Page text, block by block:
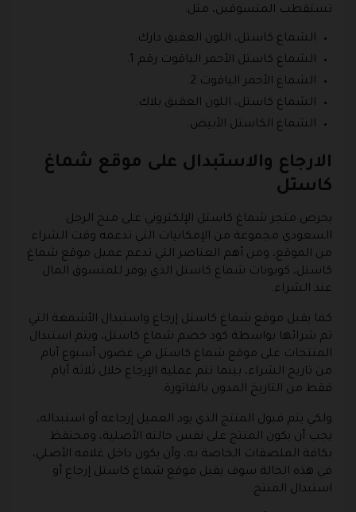
تستقطب المتسوقين، مثل:
الشماغ كاستل، اللون العقيق دارك.
الشماغ كاستل الأحمر الياقوت رقم 1.
الشماغ الأحمر الياقوت 2.
الشماغ كاستل، اللون العقيق بلاك.
الشماغ الكاستل الأبيض.
الارجاع والاستبدال على موقع شماغ
كاستل
يحرص متجر شماغ كاستل الإلكتروني على منح الرجل
السعودي مجموعة من الإمكانيات التي تدعمه وقت الشراء
من الموقع، ومن أهم العناصر التي تدعم عميل موقع شماغ
كاستل، كوبونات شماغ كاستل الذي يوفر للمتسوق المال
عند الشراء.
كما يقبل موقع شماغ كاستل إرجاع واستبدال الأشمغة التي
تم شرائها بواسطة كود خصم شماغ كاستل، ويتم استبدال
المنتجات على موقع شماغ كاستل في غضون أسبوع أيام
من تاريخ الشراء، بينما تتم عملية الإرجاع خلال ثلاثة أيام
فقط من التاريخ المدون بالفاتورة.
ولكي يتم قبول المنتج الذي يود العميل إرجاعه أو استبداله،
يجب أن يكون المنتج على نفس حالته الأصلية، ومحتفظ
بكافة الملصقات الخاصة به، وأن يكون داخل غلافه الأصلي،
في هذه الحالة سوف يقبل موقع شماغ كاستل إرجاع أو
استبدال المنتج.